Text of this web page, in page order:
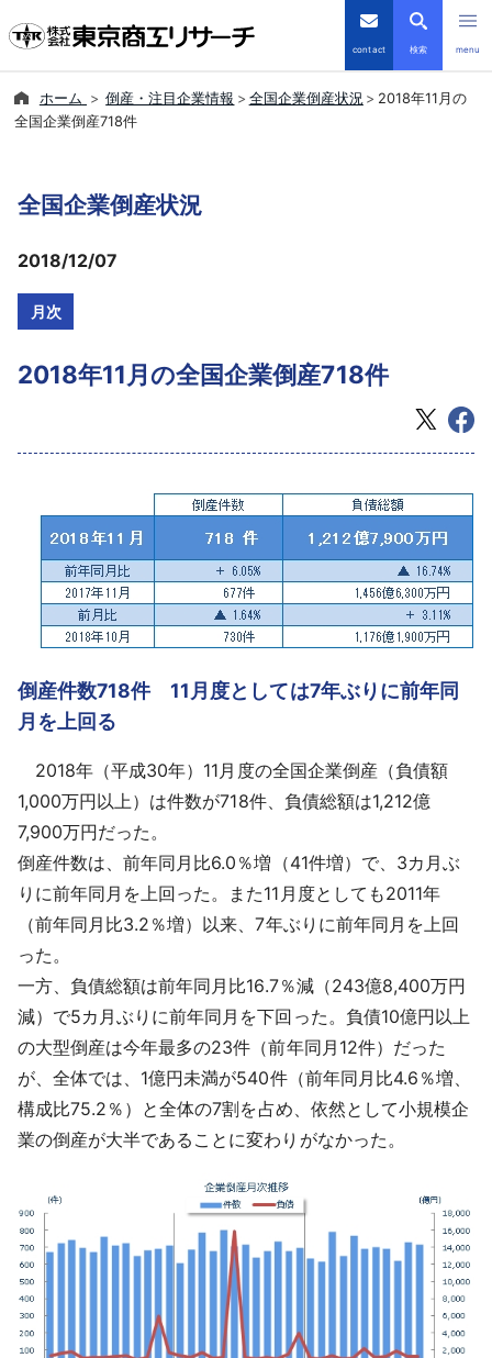
contact 検索 menu
導入事例
採用情報
よくあるご質問
English
ホーム 倒産・注目企業情報 全国企業倒産状況
2018年11月の
全国企業倒産718件
全国企業倒産状況
2018/12/07
月次
2018年11月の全国企業倒産718件
倒産件数718件 11月度としては7年ぶりに前年同
月を上回る
2018年（平成30年）11月度の全国企業倒産（負債額
1,000万円以上）は件数が718件、負債総額は1,212億
7,900万円だった。
倒産件数は、前年同月比6.0％増（41件増）で、3カ月ぶ
りに前年同月を上回った。また11月度としても2011年
（前年同月比3.2％増）以来、7年ぶりに前年同月を上回
った。
一方、 負債総額は前年同月比16.7％減（243億8,400万円
減）で5カ月ぶりに前年同月を下回った。負債10億円以上
の大型倒産は今年最多の23件（前年同月12件）だった
が、全体では、1億円未満が540件（前年同月比4.6％増、
構成比75.2％）と全体の7割を占め、依然として小規模企
業の倒産が大半であることに変わりがなかった。